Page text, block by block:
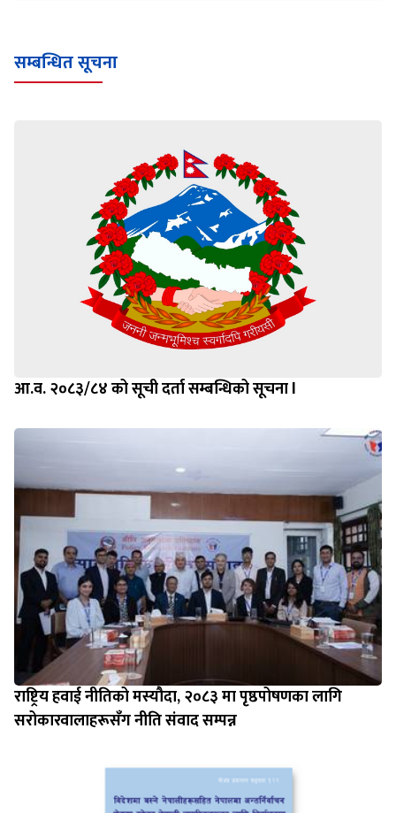
सम्बन्धित सूचना
आ.व. २०८३/८४ को सूची दर्ता सम्बन्धिको सूचना l
राष्ट्रिय हवाई नीतिको मस्यौदा, २०८३ मा पृष्ठपोषणका लागि
सरोकारवालाहरूसँग नीति संवाद सम्पन्न